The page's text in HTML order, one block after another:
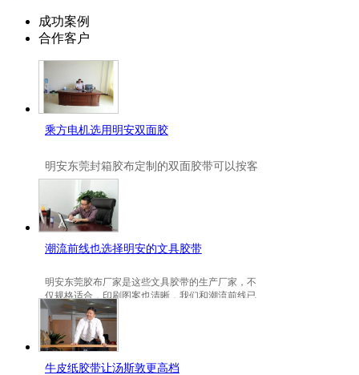
成功案例
合作客户
乘方电机选用明安双面胶
明安东莞封箱胶布定制 的双面胶带可以按客
是可以定做的，不仅如此，规格也是可以定
做的。
潮流前线也选择明安的文具胶带
明安东莞胶布厂家是这些文具胶带的生产厂家，不
仅规格适合，印刷图案也清晰，我们和潮流前线已
有3年的稳定合作关系。
牛皮纸胶带让汤斯敦更高档